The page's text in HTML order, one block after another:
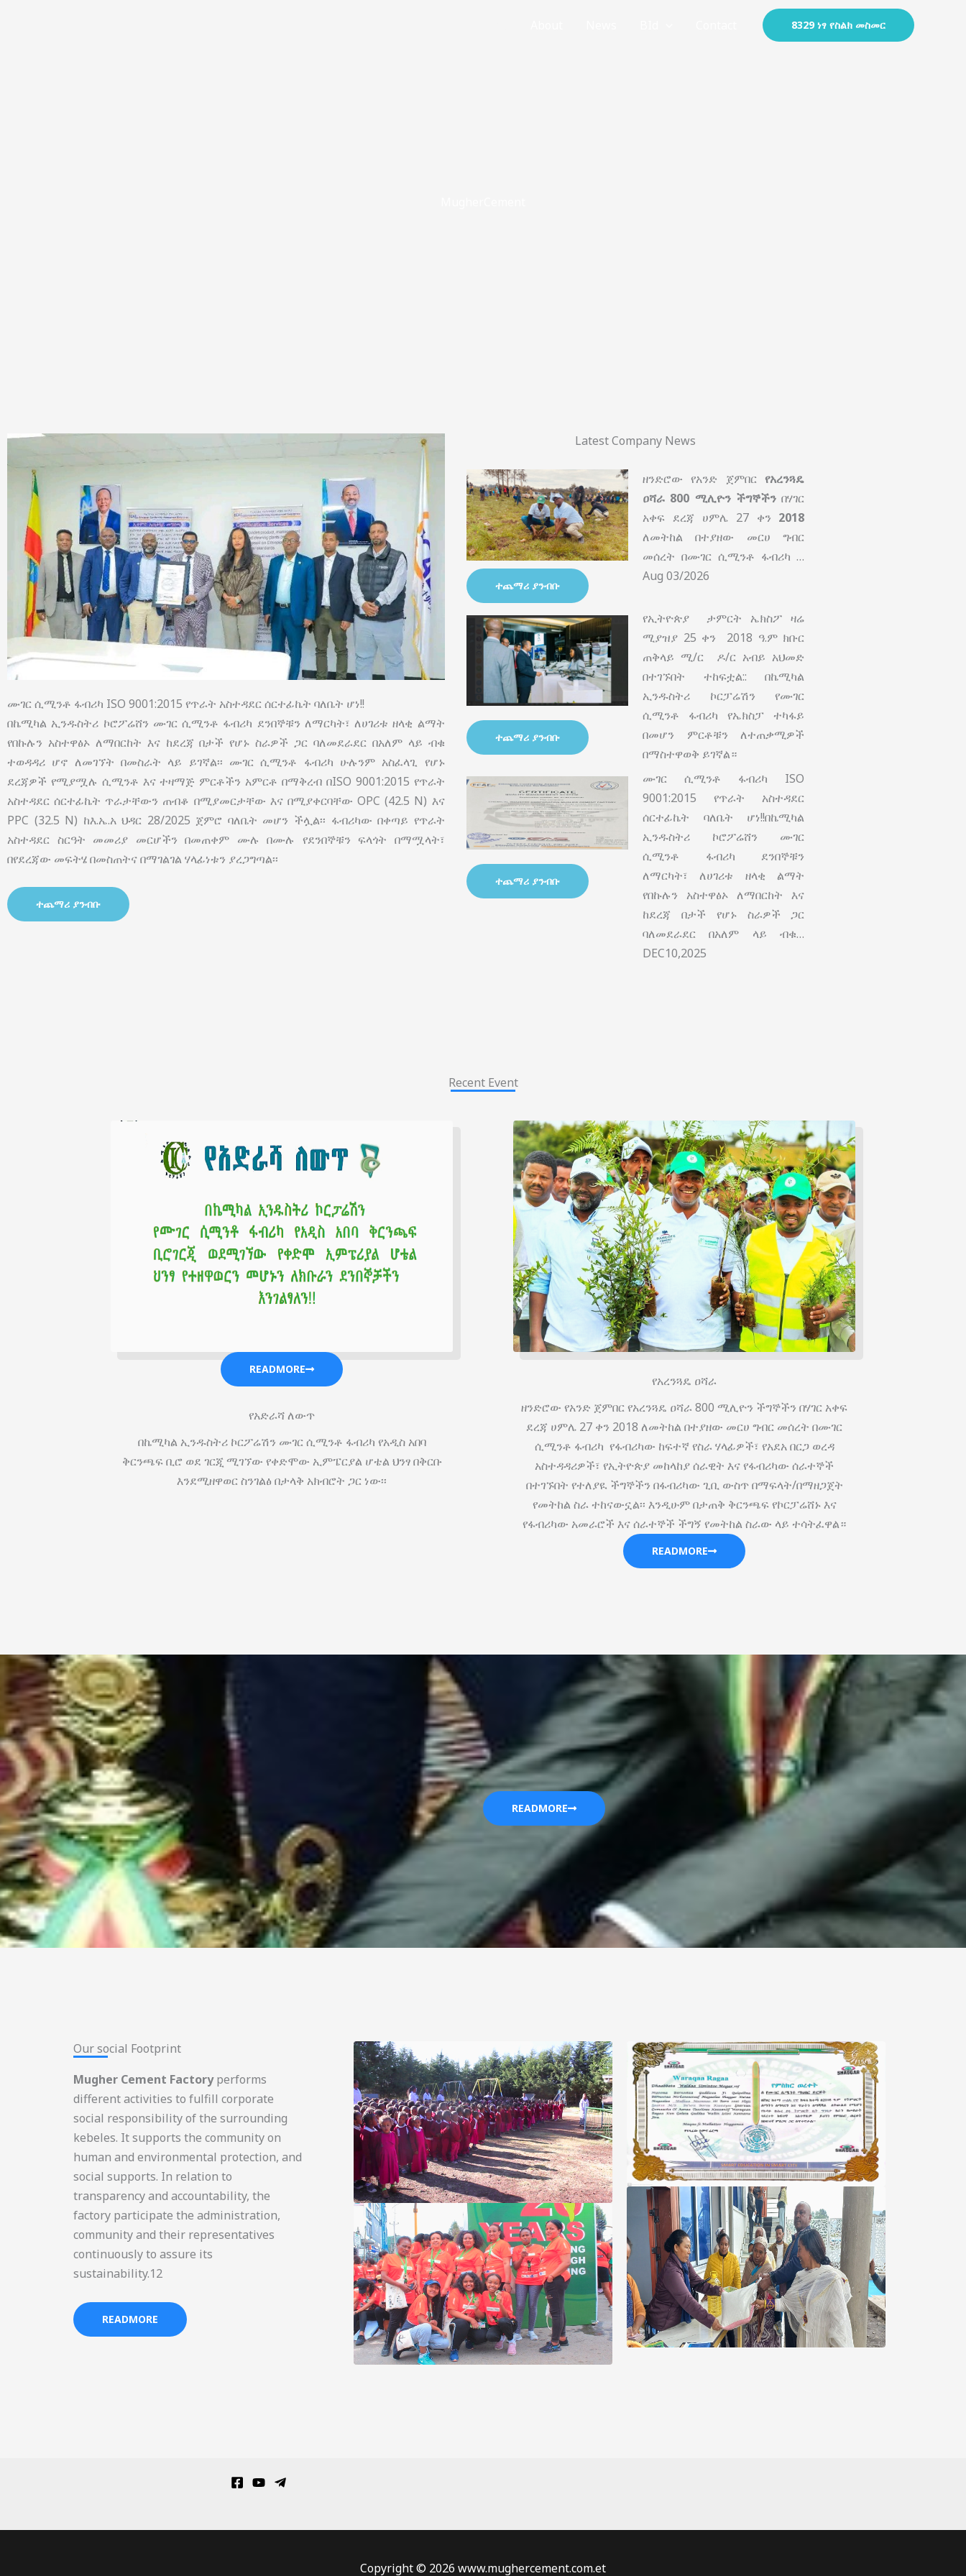
8329 ነፃ የስልክ መስመር
ሙገር ሲሚንቶ ፋብሪካ ISO 9001:2015 የጥራት አስተዳደር ሰርተፊኬት ባለቤት ሆነ!!
በኬሚካል ኢንዱስትሪ ኮሮፖሬሸን ሙገር ሲሚንቶ ፋብሪካ ደንበኞቹን ለማርካት፣ ለሀገሪቱ ዘላቂ ልማት
የበኩሉን አስተዋፅኦ ለማበርከት እና ከደረጃ በታች የሆኑ ስራዎች ጋር ባለመደራደር በአለም ላይ ብቁ
ተወዳዳሪ ሆኖ ለመገኘት በመስራት ላይ ይገኛል፡፡ ሙገር ሲሚንቶ ፋብሪካ ሁሉንም አስፈላጊ የሆኑ
ደረጃዎች የሚያሟሉ ሲሚንቶ እና ተዛማጅ ምርቶችን አምርቶ በማቅረብ በISO 9001:2015 የጥራት
አስተዳደር ሰርተፊኬት ጥራታቸውን ጠብቆ በሚያመርታቸው እና በሚያቀርባቸው OPC (42.5 N) እና
PPC (32.5 N) ከእ.ኤ.አ ህዳር 28/2025 ጀምሮ ባለቤት መሆን ችሏል፡፡ ፋብሪካው በቀጣይ የጥራት
አስተዳደር ስርዓት መመሪያ መርሆችን በመጠቀም ሙሉ በሙሉ የደንበኞቹን ፍላጎት በማሟላት፣
በየደረጃው መፍትሄ በመስጠትና በማገልገል ሃላፊነቱን ያረጋግጣል፡፡
ተጨማሪ ያንብቡ
Latest Company News
ተጨማሪ ያንብቡ
ዘንድሮው የአንድ ጀምበር የአረንጓዴ
ዐሻራ 800 ሚሊዮን ችግኞችን በሃገር
አቀፍ ደረጃ ሀምሌ 27 ቀን 2018
ለመትከል በተያዘው መርሀ ግብር
መሰረት በሙገር ሲሚንቶ ፋብሪካ …
Aug 03/2026
ተጨማሪ ያንብቡ
የኢትዮጵያ ታምርት ኤክስፖ ዛሬ
ሚያዝያ 25 ቀን 2018 ዓ.ም ክቡር
ጠቅላይ ሚ/ር ዶ/ር አብይ አህመድ
በተገኙበት ተከፍቷል:: በኬሚካል
ኢንዱስትሪ ኮርፓሬሽን የሙገር
ሲሚንቶ ፋብሪካ የኤክስፓ ተካፋይ
በመሆን ምርቶቹን ለተጠቃሚዎች
በማስተዋወቅ ይገኛል።
ተጨማሪ ያንብቡ
ሙገር ሲሚንቶ ፋብሪካ ISO
9001:2015 የጥራት አስተዳደር
ሰርተፊኬት ባለቤት ሆነ!!በኬሚካል
ኢንዱስትሪ ኮሮፖሬሸን ሙገር
ሲሚንቶ ፋብሪካ ደንበኞቹን
ለማርካት፣ ለሀገሪቱ ዘላቂ ልማት
የበኩሉን አስተዋፅኦ ለማበርከት እና
ከደረጃ በታች የሆኑ ስራዎች ጋር
ባለመደራደር በአለም ላይ ብቁ…
DEC10,2025
Recent Event
READMORE
የአድራሻ ለውጥ
በኬሚካል ኢንዱስትሪ ኮርፖሬሽን ሙገር ሲሚንቶ ፋብሪካ የአዲስ አበባ
ቅርንጫፍ ቢሮ ወደ ገርጂ ሚገኘው የቀድሞው ኢምፔርያል ሆቴል ህንፃ በቅርቡ
እንደሚዘዋወር ስንገልፅ በታላቅ አክብሮት ጋር ነው፡፡
የአረንጓዴ ዐሻራ
ዘንድሮው የአንድ ጀምበር የአረንጓዴ ዐሻራ 800 ሚሊዮን ችግኞችን በሃገር አቀፍ
ደረጃ ሀምሌ 27 ቀን 2018 ለመትከል በተያዘው መርሀ ግብር መሰረት በሙገር
ሲሚንቶ ፋብሪካ የፋብሪካው ከፍተኛ የስራ ሃላፊዎች፣ የአደአ በርጋ ወረዳ
አስተዳዳሪዎች፣ የኢትዮጵያ መከላከያ ሰራዊት እና የፋብሪካው ሰራተኞች
በተገኙበት የተለያዪ ችግኞችን በፋብሪካው ጊቢ ውስጥ በማፍላት/በማዘጋጀት
የመትከል ስራ ተከናውኗል፡፡ እንዲሁም በታጠቅ ቅርንጫፍ የኮርፓሬሸ‍ኑ እና
የፋብሪካው አመራሮች እና ሰራተኞች ችግኝ የመትከል ስራው ላይ ተሳትፈዋል።
READMORE
READMORE
Our social Footprint​
Mugher Cement Factoryperforms
different activities to fulfill corporate
social responsibility of the surrounding
kebeles. It supports the community on
human and environmental protection, and
social supports. In relation to
transparency and accountability, the
factory participate the administration,
community and their representatives
continuously to assure its
sustainability.12
READMORE
Copyright © 2026 www.mughercement.com.et